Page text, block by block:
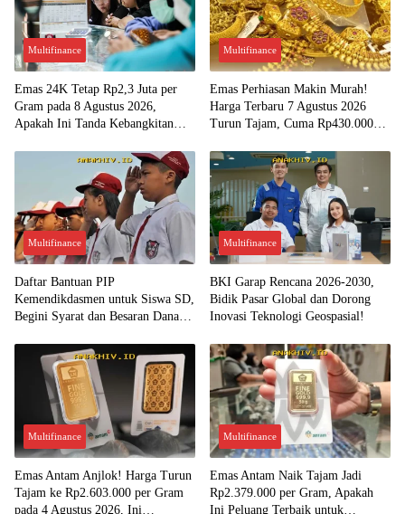
Multifinance
Emas 24K Tetap Rp2,3 Juta per
Gram pada 8 Agustus 2026,
Apakah Ini Tanda Kebangkitan
Multifinance
Emas Perhiasan Makin Murah!
Harga Terbaru 7 Agustus 2026
Turun Tajam, Cuma Rp430.000
Multifinance
Daftar Bantuan PIP
Kemendikdasmen untuk Siswa SD,
Begini Syarat dan Besaran Dana
Multifinance
BKI Garap Rencana 2026-2030,
Bidik Pasar Global dan Dorong
Inovasi Teknologi Geospasial!
Multifinance
Emas Antam Anjlok! Harga Turun
Tajam ke Rp2.603.000 per Gram
pada 4 Agustus 2026, Ini
Multifinance
Emas Antam Naik Tajam Jadi
Rp2.379.000 per Gram, Apakah
Ini Peluang Terbaik untuk